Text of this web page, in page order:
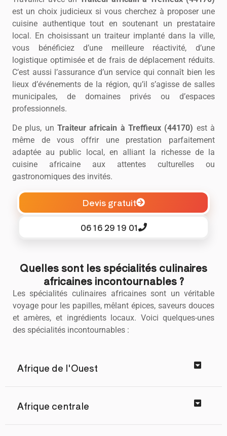
est un choix judicieux si vous cherchez à proposer une
cuisine authentique tout en soutenant un prestataire
local. En choisissant un traiteur implanté dans la ville,
vous bénéficiez d’une meilleure réactivité, d’une
logistique optimisée et de frais de déplacement réduits.
C’est aussi l’assurance d’un service qui connaît bien les
lieux d’événements de la région, qu’il s’agisse de salles
municipales, de domaines privés ou d’espaces
professionnels.
De plus, un Traiteur africain à Treffieux (44170) est à
même de vous offrir une prestation parfaitement
adaptée au public local, en alliant la richesse de la
cuisine africaine aux attentes culturelles ou
gastronomiques des invités.
Devis gratuit
06 16 29 19 01
Quelles sont les spécialités culinaires
africaines incontournables ?
Les spécialités culinaires africaines sont un véritable
voyage pour les papilles, mêlant épices, saveurs douces
et amères, et ingrédients locaux. Voici quelques-unes
des spécialités incontournables :
Afrique de l'Ouest
Afrique centrale